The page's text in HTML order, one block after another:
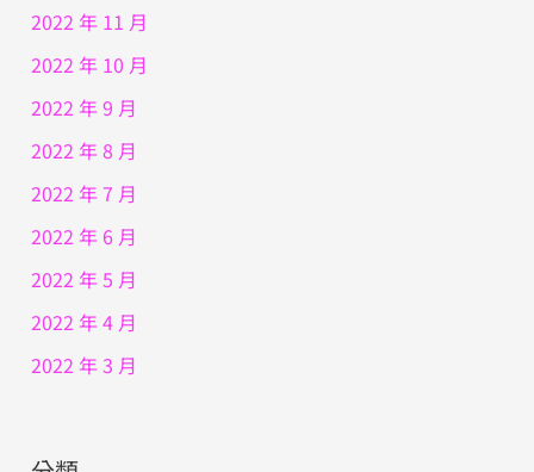
2022 年 11 月
2022 年 10 月
2022 年 9 月
2022 年 8 月
2022 年 7 月
2022 年 6 月
2022 年 5 月
2022 年 4 月
2022 年 3 月